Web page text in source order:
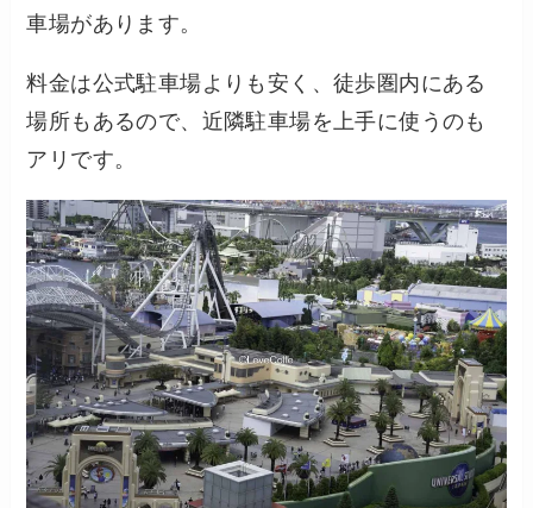
車場があります。
料金は公式駐車場よりも安く、徒歩圏内にある
場所もあるので、近隣駐車場を上手に使うのも
アリです。